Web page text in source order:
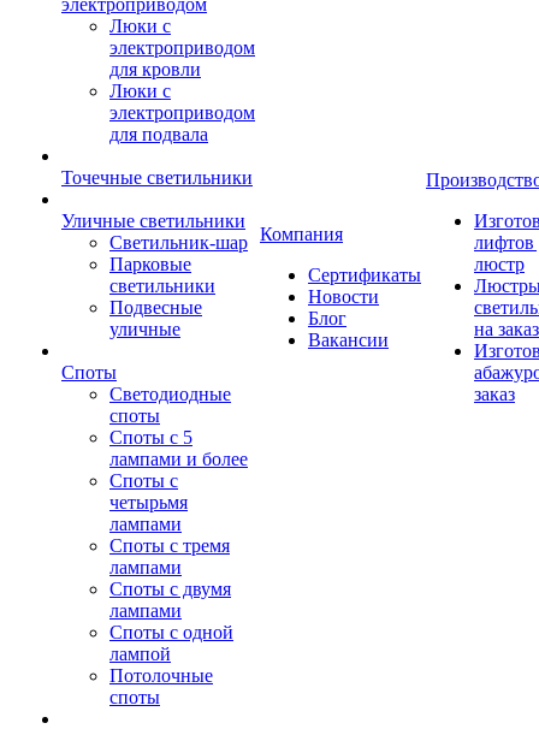
электроприводом
Люки с
электроприводом
для кровли
Люки с
электроприводом
для подвала
Точечные светильники
Уличные светильники
Светильник-шар
Парковые
светильники
Подвесные
уличные
Споты
Светодиодные
споты
Споты с 5
лампами и более
Споты с
четырьмя
лампами
Споты с тремя
лампами
Споты с двумя
лампами
Споты с одной
лампой
Потолочные
споты
Компания
Сертификаты
Новости
Блог
Вакансии
лифтов
люстр
на заказ
заказ